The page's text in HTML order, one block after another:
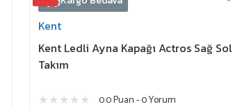
Kent
Kent Ledli Ayna Kapağı Actros Sağ Sol
Takım
0.0 Puan - 0 Yorum